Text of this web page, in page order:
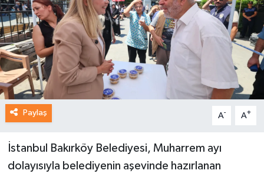
Paylaş A- A+
İstanbul Bakırköy Belediyesi, Muharrem ayı
dolayısıyla belediyenin aşevinde hazırlanan
SPOR